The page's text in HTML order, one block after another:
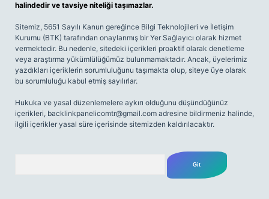
halindedir ve tavsiye niteliği taşımazlar.
Sitemiz, 5651 Sayılı Kanun gereğince Bilgi Teknolojileri ve İletişim
Kurumu (BTK) tarafından onaylanmış bir Yer Sağlayıcı olarak hizmet
vermektedir. Bu nedenle, sitedeki içerikleri proaktif olarak denetleme
veya araştırma yükümlülüğümüz bulunmamaktadır. Ancak, üyelerimiz
yazdıkları içeriklerin sorumluluğunu taşımakta olup, siteye üye olarak
bu sorumluluğu kabul etmiş sayılırlar.
Hukuka ve yasal düzenlemelere aykırı olduğunu düşündüğünüz
içerikleri, backlinkpanelicomtr@gmail.com adresine bildirmeniz halinde,
ilgili içerikler yasal süre içerisinde sitemizden kaldırılacaktır.